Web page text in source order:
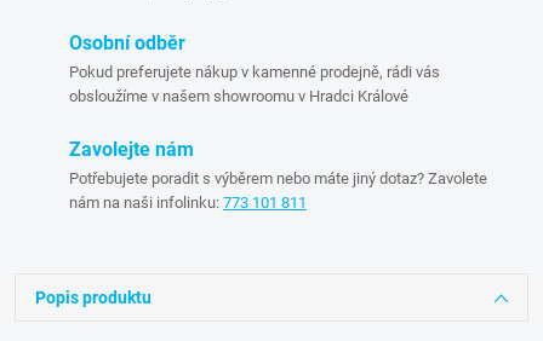
Osobní odběr
Pokud preferujete nákup v kamenné prodejně, rádi vás
obsloužíme v našem showroomu v Hradci Králové
Zavolejte nám
Potřebujete poradit s výběrem nebo máte jiný dotaz? Zavolete
nám na naši infolinku: 773 101 811
Popis produktu